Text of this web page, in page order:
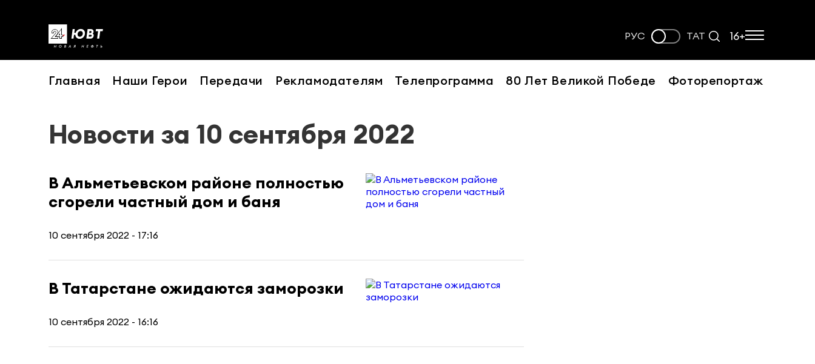
РУС ТАТ 16+
Главная Наши Герои Передачи Рекламодателям Телепрограмма 80 Лет Великой Победе Фоторепортаж
Новости за 10 сентября 2022
В Альметьевском районе полностью
сгорели частный дом и баня
10 сентября 2022 - 17:16
В Татарстане ожидаются заморозки
10 сентября 2022 - 16:16